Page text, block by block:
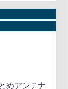
めアンテナ